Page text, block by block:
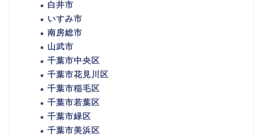
白井市
いすみ市
南房総市
山武市
千葉市中央区
千葉市花見川区
千葉市稲毛区
千葉市若葉区
千葉市緑区
千葉市美浜区